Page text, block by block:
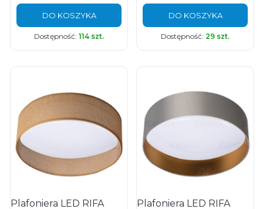
DO KOSZYKA
Dostępność: 114 szt.
DO KOSZYKA
Dostępność: 29 szt.
Plafoniera LED RIFA Plafoniera LED RIFA